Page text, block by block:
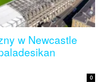
w Newcastle
0